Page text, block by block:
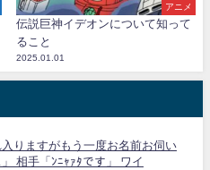
アニメ
伝説巨神イデオンについて知って
ること
2025.01.01
りますがもう一度お名前お伺い
相手「ﾝﾆｬｧﾀです」 ワイ